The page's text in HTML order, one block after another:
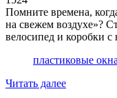
Помните времена,
на свежем воздухе»?
велосипед и коробки
пластиковые
Читать далее